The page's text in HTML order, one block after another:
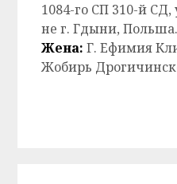
1084-го СП 310-й СД,
не г. Гдыни, Польша.
Жена: Г. Ефимия
Жобирь